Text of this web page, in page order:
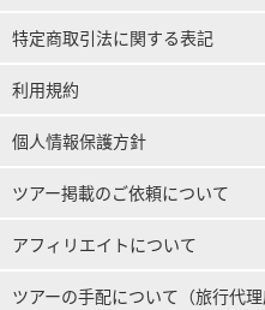
特定商取引法に関する表記
利用規約
個人情報保護方針
ツアー掲載のご依頼について
アフィリエイトについて
ツアーの手配について（旅行代理